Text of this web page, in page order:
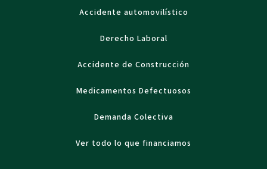
Accidente automovilístico
Derecho Laboral
Accidente de Construcción
Medicamentos Defectuosos
Demanda Colectiva
Ver todo lo que financiamos